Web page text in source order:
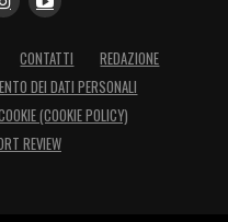
CONTATTI
REDAZIONE
DEI DATI PERSONALI
(COOKIE POLICY)
REVIEW